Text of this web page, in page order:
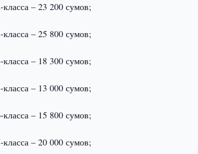
– 23 200 сумов;
– 25 800 сумов;
– 18 300 сумов;
– 13 000 сумов;
– 15 800 сумов;
– 20 000 сумов;